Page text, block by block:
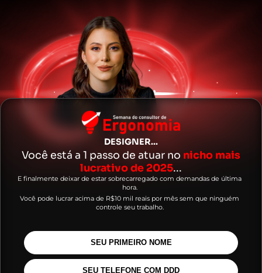
DESIGNER...
Você está a 1 passo de atuar no nicho mais
lucrativo de 2025...
E finalmente deixar de estar sobrecarregado com demandas de última
hora.
Você pode lucrar acima de R$10 mil reais por mês sem que ninguém
controle seu trabalho.